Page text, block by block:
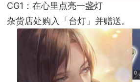
CG1：在心里点亮一盏灯
杂货店处购入「台灯」并赠送。